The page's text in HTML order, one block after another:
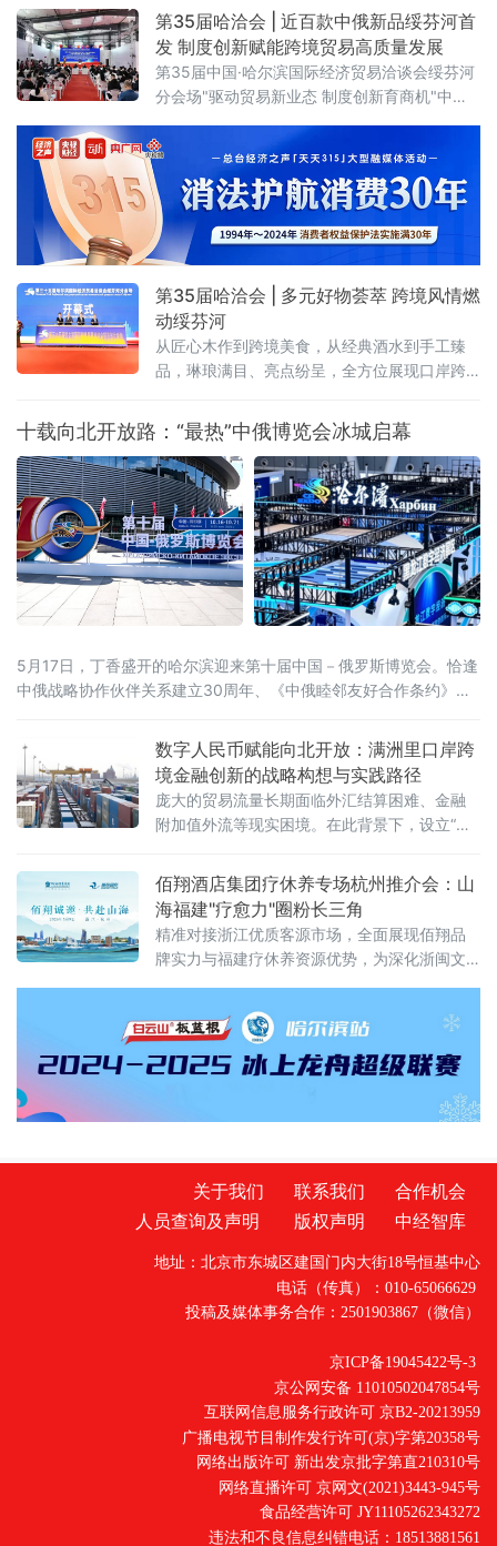
特色产品强势参展。齐齐哈尔展区以“大国重
器，北国粮仓”为主题惊艳亮相第十届中俄博览
会，总面积 112.5 平方米，聚焦齐齐
第35届哈洽会 | 近百款中俄新品绥芬河首
发 制度创新赋能跨境贸易高质量发展
第35届中国·哈尔滨国际经济贸易洽谈会绥芬河
分会场"驱动贸易新业态 制度创新育商机"中俄
国际商贸中心举办。近百款中俄特色新品集中
亮相，10家中外重点企业登台推介，精准匹配
双边市场供需，为中俄跨境贸易转型升级注入
强劲动能。
第35届哈洽会 | 多元好物荟萃 跨境风情燃
动绥芬河
从匠心木作到跨境美食，从经典酒水到手工臻
品，琳琅满目、亮点纷呈，全方位展现口岸跨
十载向北开放路：“最热”中俄博览会冰城启幕
5月17日，丁香盛开的哈尔滨迎来第十届中国－俄罗斯博览会。恰逢
中俄战略协作伙伴关系建立30周年、《中俄睦邻友好合作条约》签
动同步推进的空前规模，交出十年向北开放的“成绩单”，也为正在提
速的中俄经贸合作注入全新动能。当天，国家主席习近平同俄罗斯
总统普京分别向博览会致贺信。习近平指出，希望两国各界以本届
数字人民币赋能向北开放：满洲里口岸跨
境金融创新的战略构想与实践路径
庞大的贸易流量长期面临外汇结算困难、金融
附加值外流等现实困境。在此背景下，设立“内
称“平台公司”），采用PPP混合所有制模式，构
建以数字人民币为核心的跨境金融结算基础设
施
佰翔酒店集团疗休养专场杭州推介会：山
海福建"疗愈力"圈粉长三角
精准对接浙江优质客源市场，全面展现佰翔品
牌实力与福建疗休养资源优势，为深化浙闽文
推介会上，佰翔携福建区域10家酒店集中亮
相，发布专属疗休养
关于我们 联系我们
合作机会
人员查询及声明
版权声明 中经智库
地址：北京市东城区建国门内大街18号恒基中心
电话（传真）：010-65066629
投稿及媒体事务合作：2501903867（微信）
京ICP备19045422号-3
京公网安备 11010502047854号
互联网信息服务行政许可 京B2-20213959
广播电视节目制作发行许可(京)字第20358号
网络出版许可 新出发京批字第直210310号
网络直播许可 京网文(2021)3443-945号
食品经营许可 JY11105262343272
违法和不良信息纠错电话：18513881561